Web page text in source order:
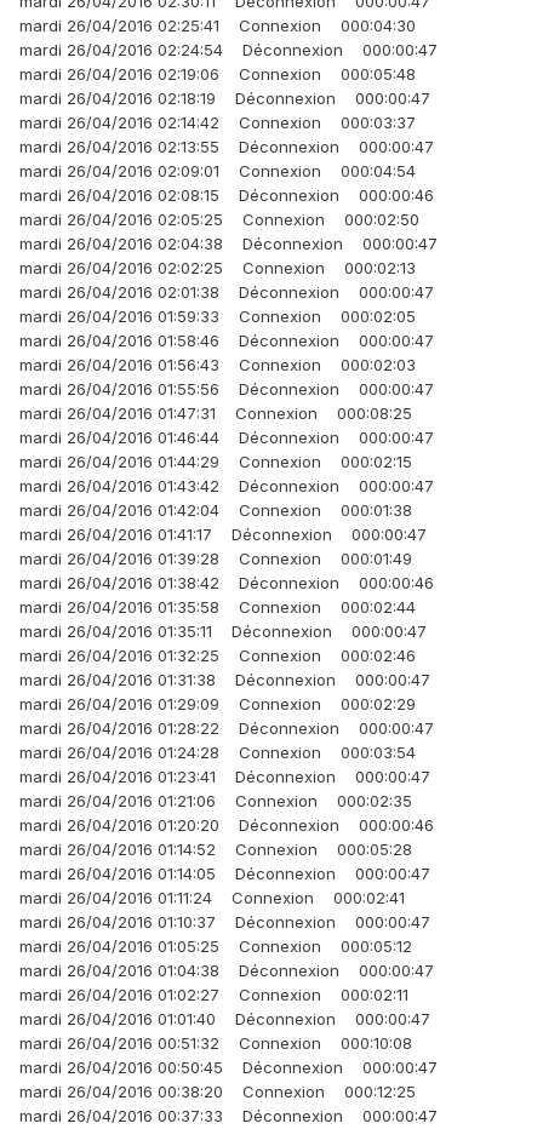
mardi 26/04/2016 02:25:41 Connexion 000:04:30
mardi 26/04/2016 02:24:54 Déconnexion 000:00:47
mardi 26/04/2016 02:19:06 Connexion 000:05:48
mardi 26/04/2016 02:18:19 Déconnexion 000:00:47
mardi 26/04/2016 02:14:42 Connexion 000:03:37
mardi 26/04/2016 02:13:55 Déconnexion 000:00:47
mardi 26/04/2016 02:09:01 Connexion 000:04:54
mardi 26/04/2016 02:08:15 Déconnexion 000:00:46
mardi 26/04/2016 02:05:25 Connexion 000:02:50
mardi 26/04/2016 02:04:38 Déconnexion 000:00:47
mardi 26/04/2016 02:02:25 Connexion 000:02:13
mardi 26/04/2016 02:01:38 Déconnexion 000:00:47
mardi 26/04/2016 01:59:33 Connexion 000:02:05
mardi 26/04/2016 01:58:46 Déconnexion 000:00:47
mardi 26/04/2016 01:56:43 Connexion 000:02:03
mardi 26/04/2016 01:55:56 Déconnexion 000:00:47
mardi 26/04/2016 01:47:31 Connexion 000:08:25
mardi 26/04/2016 01:46:44 Déconnexion 000:00:47
mardi 26/04/2016 01:44:29 Connexion 000:02:15
mardi 26/04/2016 01:43:42 Déconnexion 000:00:47
mardi 26/04/2016 01:42:04 Connexion 000:01:38
mardi 26/04/2016 01:41:17 Déconnexion 000:00:47
mardi 26/04/2016 01:39:28 Connexion 000:01:49
mardi 26/04/2016 01:38:42 Déconnexion 000:00:46
mardi 26/04/2016 01:35:58 Connexion 000:02:44
mardi 26/04/2016 01:35:11 Déconnexion 000:00:47
mardi 26/04/2016 01:32:25 Connexion 000:02:46
mardi 26/04/2016 01:31:38 Déconnexion 000:00:47
mardi 26/04/2016 01:29:09 Connexion 000:02:29
mardi 26/04/2016 01:28:22 Déconnexion 000:00:47
mardi 26/04/2016 01:24:28 Connexion 000:03:54
mardi 26/04/2016 01:23:41 Déconnexion 000:00:47
mardi 26/04/2016 01:21:06 Connexion 000:02:35
mardi 26/04/2016 01:20:20 Déconnexion 000:00:46
mardi 26/04/2016 01:14:52 Connexion 000:05:28
mardi 26/04/2016 01:14:05 Déconnexion 000:00:47
mardi 26/04/2016 01:11:24 Connexion 000:02:41
mardi 26/04/2016 01:10:37 Déconnexion 000:00:47
mardi 26/04/2016 01:05:25 Connexion 000:05:12
mardi 26/04/2016 01:04:38 Déconnexion 000:00:47
mardi 26/04/2016 01:02:27 Connexion 000:02:11
mardi 26/04/2016 01:01:40 Déconnexion 000:00:47
mardi 26/04/2016 00:51:32 Connexion 000:10:08
mardi 26/04/2016 00:50:45 Déconnexion 000:00:47
mardi 26/04/2016 00:38:20 Connexion 000:12:25
mardi 26/04/2016 00:37:33 Déconnexion 000:00:47